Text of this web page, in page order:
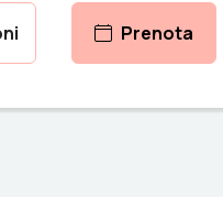
Prenota